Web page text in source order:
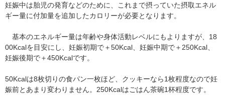
妊娠中は胎児の発育などのために、これまで摂っていた摂取エネル
ギー量に付加量を追加したカロリーが必要となります。
基本のエネルギー量は年齢や身体活動レベルにもよりますが、18
00Kcalを目安にし、妊娠初期で＋50Kcal、妊娠中期で＋250Kcal、
妊娠後期で＋450Kcalです。
50Kcalは8枚切りの食パン一枚ほど、クッキーなら1枚程度なので妊
娠前とあまり変わりません。250Kcalはごはん茶碗1杯程度です。